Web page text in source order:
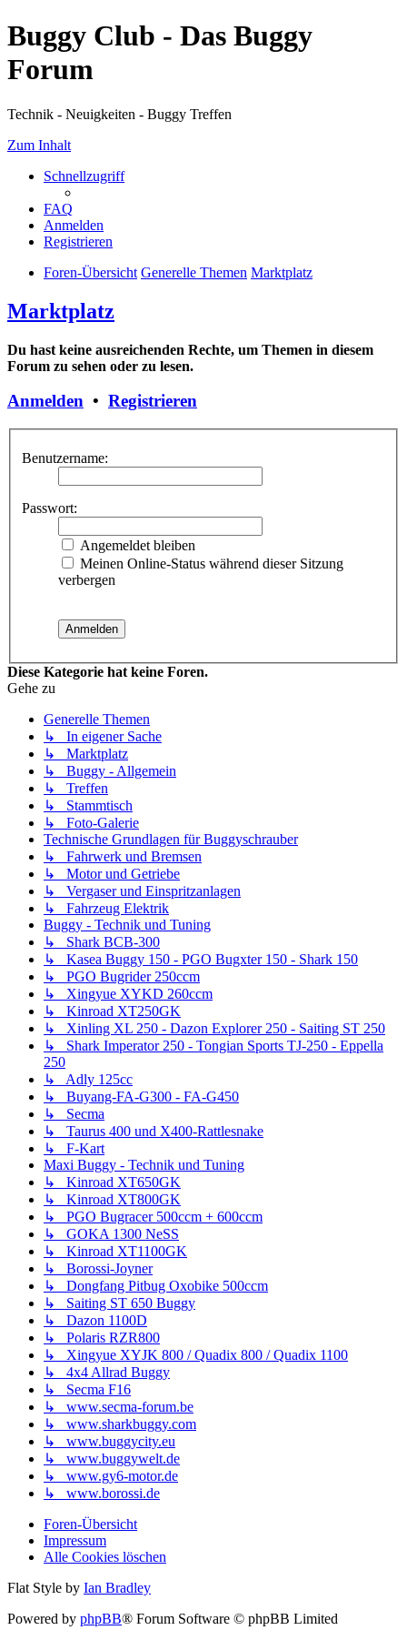
Buggy Club - Das Buggy
Forum
Technik - Neuigkeiten - Buggy Treffen
Zum Inhalt
Schnellzugriff
FAQ
Anmelden
Registrieren
Foren-Übersicht Generelle Themen Marktplatz
Marktplatz
Du hast keine ausreichenden Rechte, um Themen in diesem
Forum zu sehen oder zu lesen.
Anmelden • Registrieren
Benutzername:
Passwort:
Angemeldet bleiben
Meinen Online-Status während dieser Sitzung
verbergen
Diese Kategorie hat keine Foren.
Gehe zu
Generelle Themen
↳ In eigener Sache
↳ Marktplatz
↳ Buggy - Allgemein
↳ Treffen
↳ Stammtisch
↳ Foto-Galerie
Technische Grundlagen für Buggyschrauber
↳ Fahrwerk und Bremsen
↳ Motor und Getriebe
↳ Vergaser und Einspritzanlagen
↳ Fahrzeug Elektrik
Buggy - Technik und Tuning
↳ Shark BCB-300
↳ Kasea Buggy 150 - PGO Bugxter 150 - Shark 150
↳ PGO Bugrider 250ccm
↳ Xingyue XYKD 260ccm
↳ Kinroad XT250GK
↳ Xinling XL 250 - Dazon Explorer 250 - Saiting ST 250
↳ Shark Imperator 250 - Tongian Sports TJ-250 - Eppella
250
↳ Adly 125cc
↳ Buyang-FA-G300 - FA-G450
↳ Secma
↳ Taurus 400 und X400-Rattlesnake
↳ F-Kart
Maxi Buggy - Technik und Tuning
↳ Kinroad XT650GK
↳ Kinroad XT800GK
↳ PGO Bugracer 500ccm + 600ccm
↳ GOKA 1300 NeSS
↳ Kinroad XT1100GK
↳ Borossi-Joyner
↳ Dongfang Pitbug Oxobike 500ccm
↳ Saiting ST 650 Buggy
↳ Dazon 1100D
↳ Polaris RZR800
↳ Xingyue XYJK 800 / Quadix 800 / Quadix 1100
↳ 4x4 Allrad Buggy
↳ Secma F16
↳ www.secma-forum.be
↳ www.sharkbuggy.com
↳ www.buggycity.eu
↳ www.buggywelt.de
↳ www.gy6-motor.de
↳ www.borossi.de
Foren-Übersicht
Impressum
Alle Cookies löschen
Flat Style by Ian Bradley
Powered by phpBB® Forum Software © phpBB Limited